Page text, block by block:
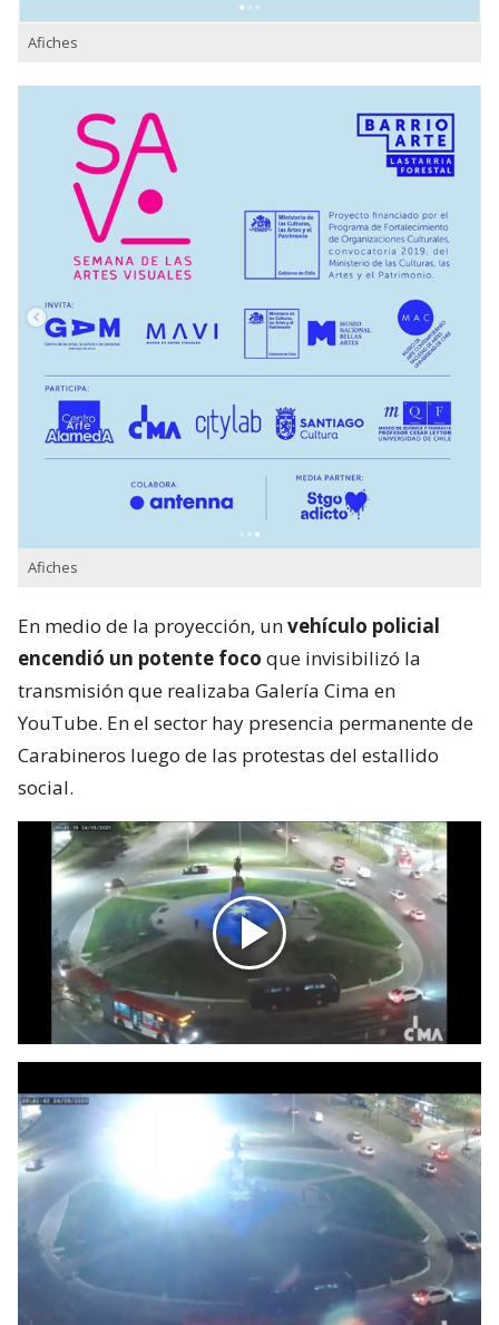
Afiches
Afiches
En medio de la proyección, unvehículo policial
encendió un potente foco que invisibilizó la
transmisión que realizaba Galería Cima en
YouTube. En el sector hay presencia permanente de
Carabineros luego de las protestas del estallido
social.